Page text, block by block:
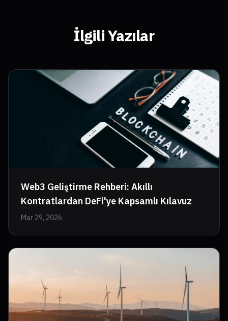
İlgili Yazılar
Web3 Geliştirme Rehberi: Akıllı
Kontratlardan DeFi'ye Kapsamlı Kılavuz
Mar 29, 2026